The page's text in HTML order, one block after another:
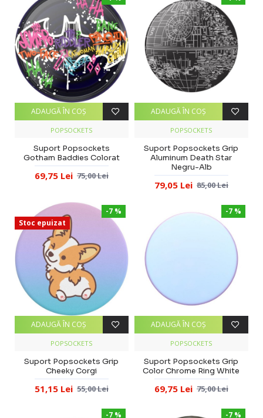
POPSOCKETS
Suport Popsockets
Gotham Baddies Colorat
69,75 Lei 75,00 Lei
ADAUGĂ ÎN COŞ
POPSOCKETS
Suport Popsockets Grip
Aluminum Death Star
Negru-Alb
79,05 Lei 85,00 Lei
ADAUGĂ ÎN COŞ
-7 %
Stoc epuizat
POPSOCKETS
Suport Popsockets Grip
Cheeky Corgi
51,15 Lei 55,00 Lei
ADAUGĂ ÎN COŞ
-7 %
POPSOCKETS
Suport Popsockets Grip
Color Chrome Ring White
69,75 Lei 75,00 Lei
ADAUGĂ ÎN COŞ
-7 % -7 %